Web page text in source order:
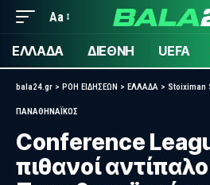
Aa
ΕΛΛΑΔΑ ΔΙΕΘΝΗ UEFA
bala24.gr > ΡΟΗ ΕΙΔΗΣΕΩΝ > ΕΛΛΑΔΑ > Stoiximan
ΠΑΝΑΘΗΝΑΪΚΟΣ
Conference
πιθανοί